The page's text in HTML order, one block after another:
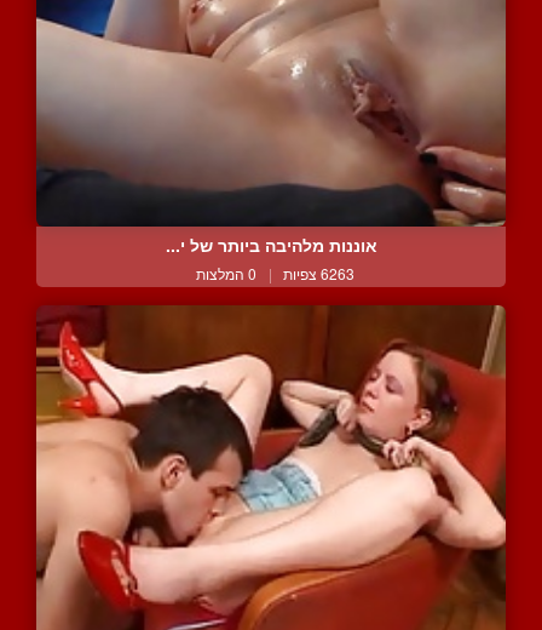
אוננות מלהיבה ביותר של י...
6263 צפיות | 0 המלצות